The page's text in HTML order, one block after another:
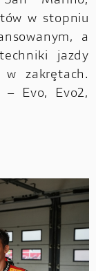
w stopniu
a
jazdy
w zakrętach.
– Evo, Evo2,